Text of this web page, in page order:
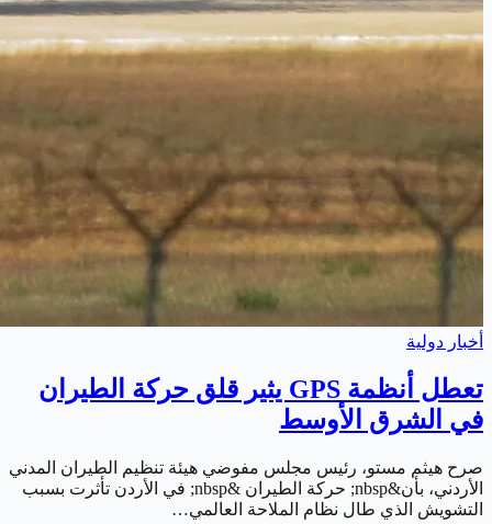
أخبار دولية
تعطل أنظمة GPS يثير قلق حركة الطيران
في الشرق الأوسط
صرح هيثم مستو، رئيس مجلس مفوضي هيئة تنظيم الطيران المدني
الأردني، بأن&nbsp; حركة الطيران &nbsp; في الأردن تأثرت بسبب
التشويش الذي طال نظام الملاحة العالمي…